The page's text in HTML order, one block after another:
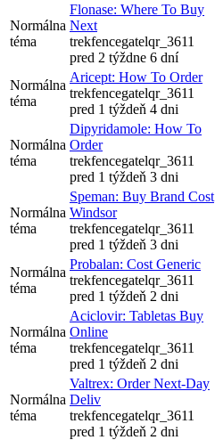
Normálna
téma
Flonase: Where To Buy
Next
trekfencegatelqr_3611
pred 2 týždne 6 dní
Normálna
téma
Aricept: How To Order
trekfencegatelqr_3611
pred 1 týždeň 4 dni
Normálna
téma
Dipyridamole: How To
Order
trekfencegatelqr_3611
pred 1 týždeň 3 dni
Normálna
téma
Speman: Buy Brand Cost
Windsor
trekfencegatelqr_3611
pred 1 týždeň 3 dni
Normálna
téma
Probalan: Cost Generic
trekfencegatelqr_3611
pred 1 týždeň 2 dni
Normálna
téma
Aciclovir: Tabletas Buy
Online
trekfencegatelqr_3611
pred 1 týždeň 2 dni
Normálna
téma
Valtrex: Order Next-Day
Deliv
trekfencegatelqr_3611
pred 1 týždeň 2 dni